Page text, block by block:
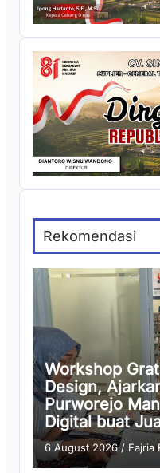
Rekomendasi
Workshop
Design,
Purworejo
Digital buat
6 August 2026/ Fajria